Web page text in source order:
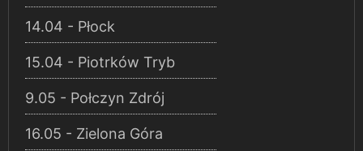
14.04 - Płock
15.04 - Piotrków Tryb
9.05 - Połczyn Zdrój
16.05 - Zielona Góra